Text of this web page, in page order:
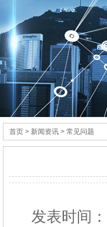
首页 > 新闻资讯 > 常见问题
发表时间：